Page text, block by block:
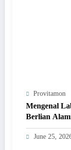
Provitamon
Mengenal
Berlian
June 25,